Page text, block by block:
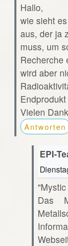
Hallo,
wie sieht
aus, der ja
muss, um
Recherche
wird aber
Vielen
Antworten
EPI-
Das